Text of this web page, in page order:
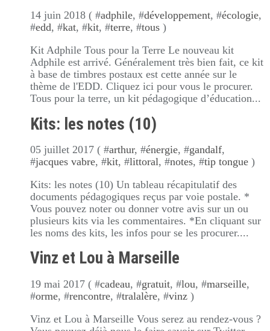
14 juin 2018 ( #adphile, #développement, #écologie,
#edd, #kat, #kit, #terre, #tous )
Kit Adphile Tous pour la Terre Le nouveau kit
Adphile est arrivé. Généralement très bien fait, ce kit
à base de timbres postaux est cette année sur le
thème de l'EDD. Cliquez ici pour vous le procurer.
Tous pour la terre, un kit pédagogique d’éducation...
Kits: les notes (10)
05 juillet 2017 ( #arthur, #énergie, #gandalf,
#jacques vabre, #kit, #littoral, #notes, #tip tongue )
Kits: les notes (10) Un tableau récapitulatif des
documents pédagogiques reçus par voie postale. *
Vous pouvez noter ou donner votre avis sur un ou
plusieurs kits via les commentaires. *En cliquant sur
les noms des kits, les infos pour se les procurer....
Vinz et Lou à Marseille
19 mai 2017 ( #cadeau, #gratuit, #lou, #marseille,
#orme, #rencontre, #tralalère, #vinz )
Vinz et Lou à Marseille Vous serez au rendez-vous ?